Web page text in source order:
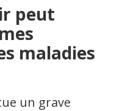
peut
maladies
un grave